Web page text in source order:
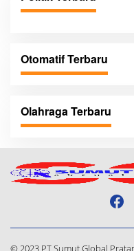
Otomatif Terbaru
Olahraga Terbaru
© 2023 PT Sumut Global